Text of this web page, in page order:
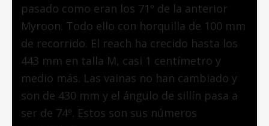
pasado como eran los 71º de la anterior
Myroon. Todo ello con horquilla de 100 mm
de recorrido. El reach ha crecido hasta los
443 mm en talla M, casi 1 centímetro y
medio más. Las vainas no han cambiado y
son de 430 mm y el ángulo de sillín pasa a
ser de 74º. Estos son sus números